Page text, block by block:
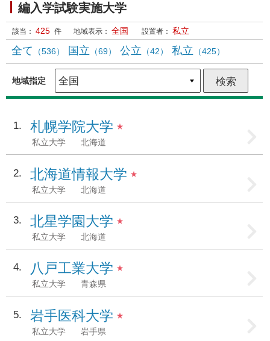
編入学試験実施大学
該当： 425 件 地域表示： 全国 設置者： 私立
全て （536） 国立 （69） 公立 （42） 私立 （425）
地域指定
1 札幌学院大学 ★
私立大学 北海道
2 北海道情報大学 ★
私立大学 北海道
3 北星学園大学 ★
私立大学 北海道
4 八戸工業大学 ★
私立大学 青森県
5 岩手医科大学 ★
私立大学 岩手県